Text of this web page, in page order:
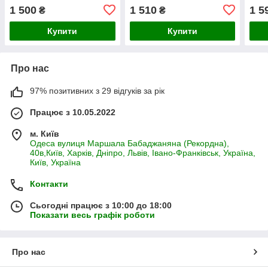
1 500 ₴
Купити
1 510₴
Купити
1
Про нас
97% позитивних з 29 відгуків за рік
Працює з 10.05.2022
м. Київ
Одеса вулиця Маршала Бабаджаняна (Рекордна),
40в,Київ, Харків, Дніпро, Львів, Івано-Франківськ, Україна,
Київ, Україна
Контакти
Сьогодні працює з 10:00 до 18:00
Показати весь графік роботи
Про нас